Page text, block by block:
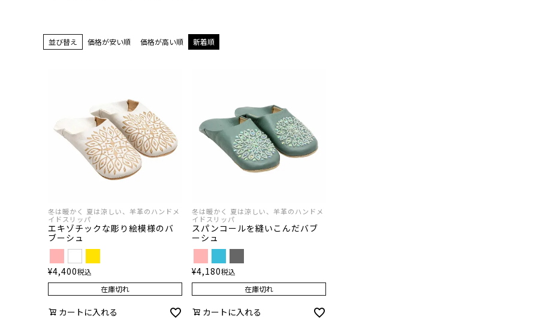
並び替え 価格が安い順 価格が高い順 新着順
冬は暖かく 夏は涼しい、羊革のハンドメ
イドスリッパ
エキゾチックな彫り絵模様のバ
ブーシュ
¥4,400税込
在庫切れ
カートに入れる
冬は暖かく 夏は涼しい、羊革のハンドメ
イドスリッパ
スパンコールを縫いこんだバブ
ーシュ
¥4,180税込
在庫切れ
カートに入れる